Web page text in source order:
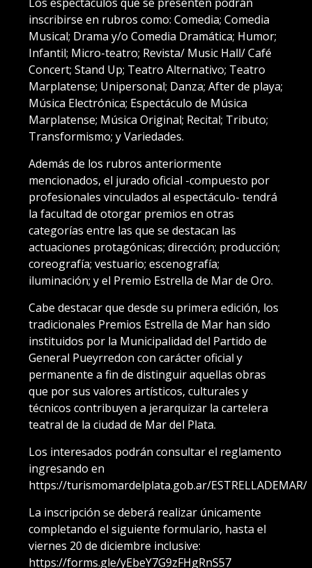
inscribirse en rubros como: Comedia; Comedia
Musical; Drama y/o Comedia Dramática; Humor;
Infantil; Micro-teatro; Revista/ Music Hall/ Café
Concert; Stand Up; Teatro Alternativo; Teatro
Marplatense; Unipersonal; Danza; After de playa;
Música Electrónica; Espectáculo de Música
Marplatense; Música Original; Recital; Tributo;
Transformismo; y Variedades.
Además de los rubros anteriormente
mencionados, el jurado oficial -compuesto por
profesionales vinculados al espectáculo- tendrá
la facultad de otorgar premios en otras
categorías entre las que se destacan las
actuaciones protagónicas; dirección; producción;
coreografía; vestuario; escenografía;
iluminación; y el Premio Estrella de Mar de Oro.
Cabe destacar que desde su primera edición, los
tradicionales Premios Estrella de Mar han sido
instituidos por la Municipalidad del Partido de
General Pueyrredon con carácter oficial y
permanente a fin de distinguir aquellas obras
que por sus valores artísticos, culturales y
técnicos contribuyen a jerarquizar la cartelera
teatral de la ciudad de Mar del Plata.
Los interesados podrán consultar el reglamento
ingresando en
https://turismomardelplata.gob.ar/ESTRELLADEMAR/
La inscripción se deberá realizar únicamente
completando el siguiente formulario, hasta el
viernes 20 de diciembre inclusive:
https://forms.gle/yEbeY7G9zFHgRnS57